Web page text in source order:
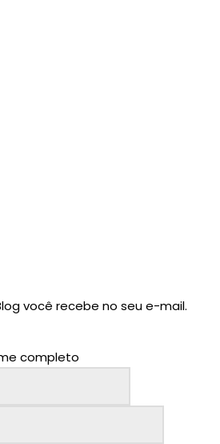
você recebe no seu e-mail.
completo